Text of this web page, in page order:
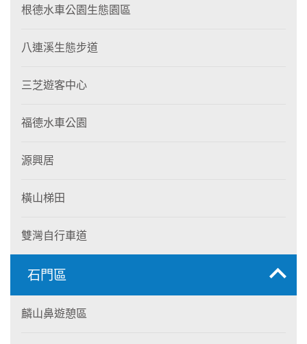
根德水車公園生態園區
八連溪生態步道
三芝遊客中心
福德水車公園
源興居
橫山梯田
雙灣自行車道
石門區
麟山鼻遊憩區